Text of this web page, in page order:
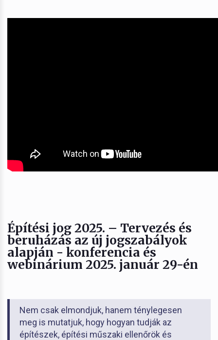
Építési jog 2025. – Tervezés és
beruházás az új jogszabályok
alapján - konferencia és
webinárium 2025. január 29-én
Nem csak elmondjuk, hanem ténylegesen
meg is mutatjuk, hogy hogyan tudják az
építészek, építési műszaki ellenőrök és